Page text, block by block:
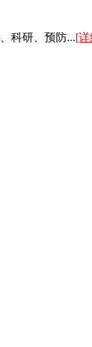
科研、预防...[